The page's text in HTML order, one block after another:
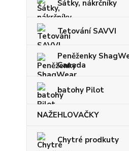
Šátky, nákrčníky
Tetování SAVVI
Peněženky
Canada
batohy Pilot
NAŽEHLOVAČKY
Chytré prodkuty